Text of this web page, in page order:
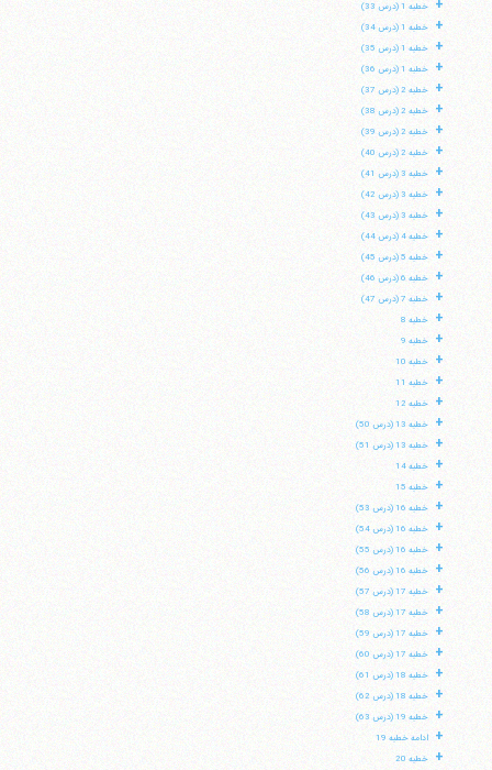
+ خطبه 1 (درس 33)
+ خطبه 1 (درس 34)
+ خطبه 1 (درس 35)
+ خطبه 1 (درس 36)
+ خطبه 2 (درس 37)
+ خطبه 2 (درس 38)
+ خطبه 2 (درس 39)
+ خطبه 2 (درس 40)
+ خطبه 3 (درس 41)
+ خطبه 3 (درس 42)
+ خطبه 3 (درس 43)
+ خطبه 4 (درس 44)
+ خطبه 5 (درس 45)
+ خطبه 6 (درس 46)
+ خطبه 7 (درس 47)
+ خطبه 8
+ خطبه 9
+ خطبه 10
+ خطبه 11
+ خطبه 12
+ خطبه 13 (درس 50)
+ خطبه 13 (درس 51)
+ خطبه 14
+ خطبه 15
+ خطبه 16 (درس 53)
+ خطبه 16 (درس 54)
+ خطبه 16 (درس 55)
+ خطبه 16 (درس 56)
+ خطبه 17 (درس 57)
+ خطبه 17 (درس 58)
+ خطبه 17 (درس 59)
+ خطبه 17 (درس 60)
+ خطبه 18 (درس 61)
+ خطبه 18 (درس 62)
+ خطبه 19 (درس 63)
+ ادامه خطبه 19
+ خطبه 20